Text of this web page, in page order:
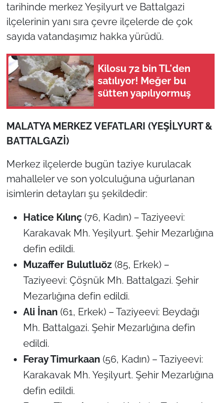
tarihinde merkez Yeşilyurt ve Battalgazi
ilçelerinin yanı sıra çevre ilçelerde de çok
sayıda vatandaşımız hakka yürüdü.
Kilosu 72 bin TL'den
satılıyor! Meğer bu
sütten yapılıyormuş
MALATYA MERKEZ VEFATLARI (YEŞİLYURT &
BATTALGAZİ)
Merkez ilçelerde bugün taziye kurulacak
mahalleler ve son yolculuğuna uğurlanan
isimlerin detayları şu şekildedir:
Hatice Kılınç(76, Kadın) – Taziyeevi:
Karakavak Mh. Yeşilyurt. Şehir Mezarlığına
defin edildi.
Muzaffer Bulutluöz(85, Erkek) –
Taziyeevi: Çöşnük Mh. Battalgazi. Şehir
Mezarlığına defin edildi.
Ali İnan (61, Erkek) – Taziyeevi: Beydağı
Mh. Battalgazi. Şehir Mezarlığına defin
edildi.
Feray Timurkaan (56, Kadın) – Taziyeevi:
Karakavak Mh. Yeşilyurt. Şehir Mezarlığına
defin edildi.